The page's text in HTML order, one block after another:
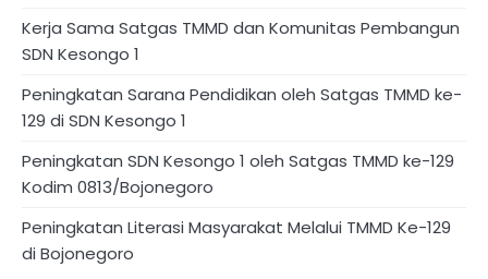
Kerja Sama Satgas TMMD dan Komunitas Pembangun
SDN Kesongo 1
Peningkatan Sarana Pendidikan oleh Satgas TMMD ke-
129 di SDN Kesongo 1
Peningkatan SDN Kesongo 1 oleh Satgas TMMD ke-129
Kodim 0813/Bojonegoro
Peningkatan Literasi Masyarakat Melalui TMMD Ke-129
di Bojonegoro